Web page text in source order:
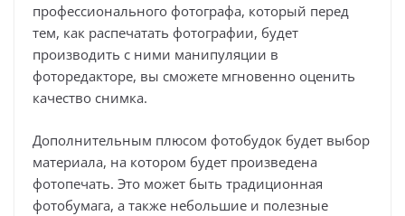
профессионального фотографа, который перед
тем, как распечатать фотографии, будет
производить с ними манипуляции в
фоторедакторе, вы сможете мгновенно оценить
качество снимка.
Дополнительным плюсом фотобудок будет выбор
материала, на котором будет произведена
фотопечать. Это может быть традиционная
фотобумага, а также небольшие и полезные